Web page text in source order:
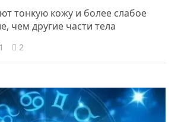
тонкую кожу и более слабое
чем другие части тела
2